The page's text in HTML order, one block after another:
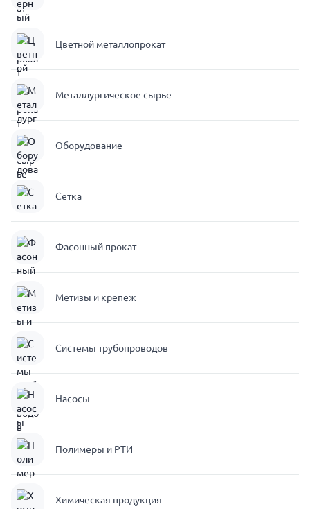
Цветной металлопрокат
Металлургическое сырье
Оборудование
Сетка
Фасонный прокат
Метизы и крепеж
Системы трубопроводов
Насосы
Полимеры и РТИ
Химическая продукция